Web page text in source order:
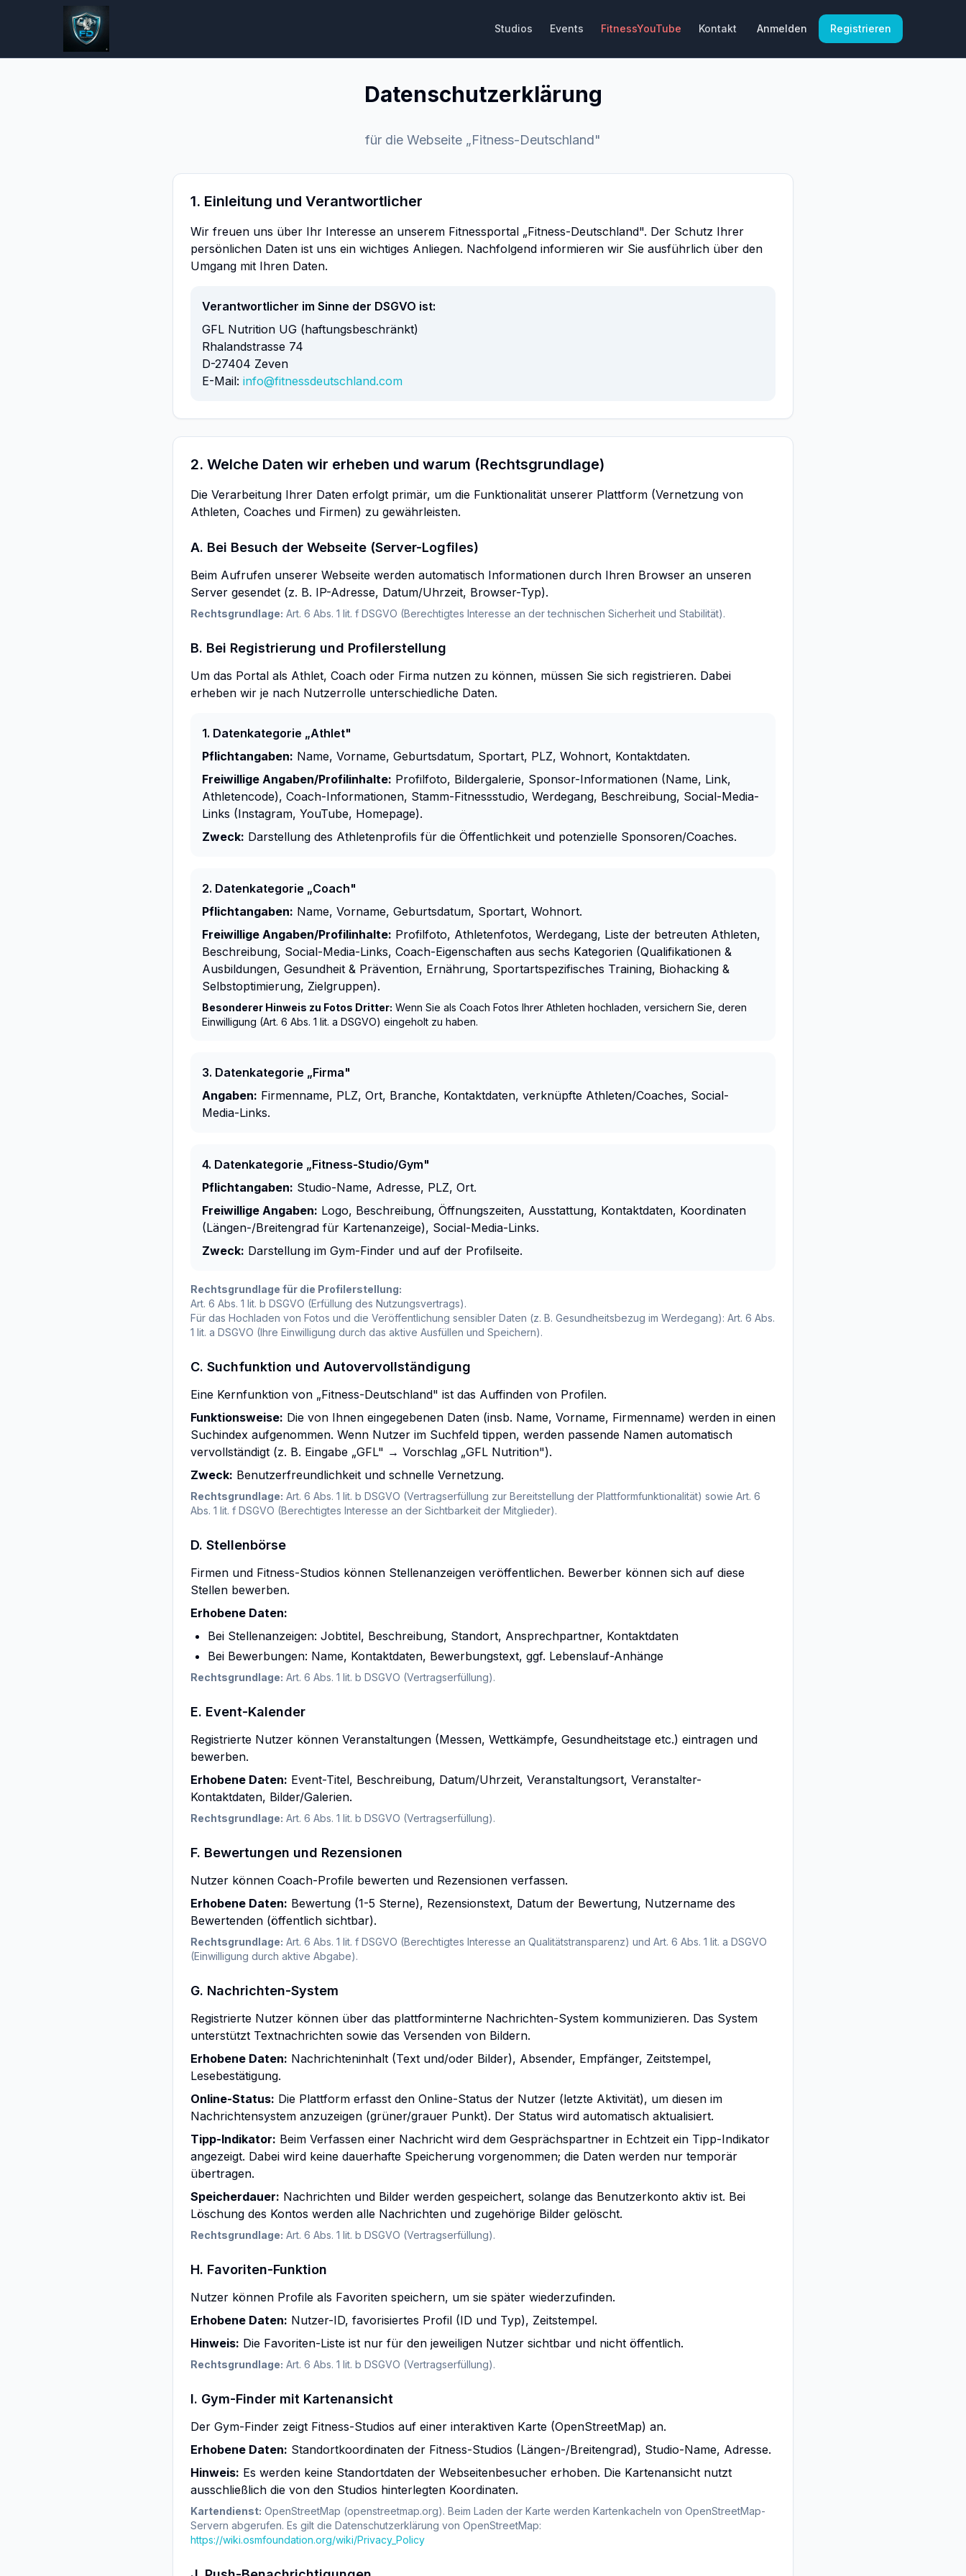
Studios Events FitnessYouTube Kontakt Anmelden Registrieren
Datenschutzerklärung
für die Webseite „Fitness-Deutschland"
1. Einleitung und Verantwortlicher
Wir freuen uns über Ihr Interesse an unserem Fitnessportal „Fitness-Deutschland". Der Schutz Ihrer
persönlichen Daten ist uns ein wichtiges Anliegen. Nachfolgend informieren wir Sie ausführlich über den
Umgang mit Ihren Daten.
Verantwortlicher im Sinne der DSGVO ist:
GFL Nutrition UG (haftungsbeschränkt)
Rhalandstrasse 74
D-27404 Zeven
E-Mail: info@fitnessdeutschland.com
2. Welche Daten wir erheben und warum (Rechtsgrundlage)
Die Verarbeitung Ihrer Daten erfolgt primär, um die Funktionalität unserer Plattform (Vernetzung von
Athleten, Coaches und Firmen) zu gewährleisten.
A. Bei Besuch der Webseite (Server-Logfiles)
Beim Aufrufen unserer Webseite werden automatisch Informationen durch Ihren Browser an unseren
Server gesendet (z. B. IP-Adresse, Datum/Uhrzeit, Browser-Typ).
Rechtsgrundlage: Art. 6 Abs. 1 lit. f DSGVO (Berechtigtes Interesse an der technischen Sicherheit und Stabilität).
B. Bei Registrierung und Profilerstellung
Um das Portal als Athlet, Coach oder Firma nutzen zu können, müssen Sie sich registrieren. Dabei
erheben wir je nach Nutzerrolle unterschiedliche Daten.
1. Datenkategorie „Athlet"
Pflichtangaben: Name, Vorname, Geburtsdatum, Sportart, PLZ, Wohnort, Kontaktdaten.
Freiwillige Angaben/Profilinhalte: Profilfoto, Bildergalerie, Sponsor-Informationen (Name, Link,
Athletencode), Coach-Informationen, Stamm-Fitnessstudio, Werdegang, Beschreibung, Social-Media-
Links (Instagram, YouTube, Homepage).
Zweck: Darstellung des Athletenprofils für die Öffentlichkeit und potenzielle Sponsoren/Coaches.
2. Datenkategorie „Coach"
Pflichtangaben: Name, Vorname, Geburtsdatum, Sportart, Wohnort.
Freiwillige Angaben/Profilinhalte: Profilfoto, Athletenfotos, Werdegang, Liste der betreuten Athleten,
Beschreibung, Social-Media-Links, Coach-Eigenschaften aus sechs Kategorien (Qualifikationen &
Ausbildungen, Gesundheit & Prävention, Ernährung, Sportartspezifisches Training, Biohacking &
Selbstoptimierung, Zielgruppen).
Besonderer Hinweis zu Fotos Dritter: Wenn Sie als Coach Fotos Ihrer Athleten hochladen, versichern Sie, deren
Einwilligung (Art. 6 Abs. 1 lit. a DSGVO) eingeholt zu haben.
3. Datenkategorie „Firma"
Angaben: Firmenname, PLZ, Ort, Branche, Kontaktdaten, verknüpfte Athleten/Coaches, Social-
Media-Links.
4. Datenkategorie „Fitness-Studio/Gym"
Pflichtangaben: Studio-Name, Adresse, PLZ, Ort.
Freiwillige Angaben: Logo, Beschreibung, Öffnungszeiten, Ausstattung, Kontaktdaten, Koordinaten
(Längen-/Breitengrad für Kartenanzeige), Social-Media-Links.
Zweck: Darstellung im Gym-Finder und auf der Profilseite.
Rechtsgrundlage für die Profilerstellung:
Art. 6 Abs. 1 lit. b DSGVO (Erfüllung des Nutzungsvertrags).
Für das Hochladen von Fotos und die Veröffentlichung sensibler Daten (z. B. Gesundheitsbezug im Werdegang): Art. 6 Abs.
1 lit. a DSGVO (Ihre Einwilligung durch das aktive Ausfüllen und Speichern).
C. Suchfunktion und Autovervollständigung
Eine Kernfunktion von „Fitness-Deutschland" ist das Auffinden von Profilen.
Funktionsweise: Die von Ihnen eingegebenen Daten (insb. Name, Vorname, Firmenname) werden in einen
Suchindex aufgenommen. Wenn Nutzer im Suchfeld tippen, werden passende Namen automatisch
vervollständigt (z. B. Eingabe „GFL" → Vorschlag „GFL Nutrition").
Zweck: Benutzerfreundlichkeit und schnelle Vernetzung.
Rechtsgrundlage: Art. 6 Abs. 1 lit. b DSGVO (Vertragserfüllung zur Bereitstellung der Plattformfunktionalität) sowie Art. 6
Abs. 1 lit. f DSGVO (Berechtigtes Interesse an der Sichtbarkeit der Mitglieder).
D. Stellenbörse
Firmen und Fitness-Studios können Stellenanzeigen veröffentlichen. Bewerber können sich auf diese
Stellen bewerben.
Erhobene Daten:
Bei Stellenanzeigen: Jobtitel, Beschreibung, Standort, Ansprechpartner, Kontaktdaten
Bei Bewerbungen: Name, Kontaktdaten, Bewerbungstext, ggf. Lebenslauf-Anhänge
Rechtsgrundlage: Art. 6 Abs. 1 lit. b DSGVO (Vertragserfüllung).
E. Event-Kalender
Registrierte Nutzer können Veranstaltungen (Messen, Wettkämpfe, Gesundheitstage etc.) eintragen und
bewerben.
Erhobene Daten: Event-Titel, Beschreibung, Datum/Uhrzeit, Veranstaltungsort, Veranstalter-
Kontaktdaten, Bilder/Galerien.
Rechtsgrundlage: Art. 6 Abs. 1 lit. b DSGVO (Vertragserfüllung).
F. Bewertungen und Rezensionen
Nutzer können Coach-Profile bewerten und Rezensionen verfassen.
Erhobene Daten: Bewertung (1-5 Sterne), Rezensionstext, Datum der Bewertung, Nutzername des
Bewertenden (öffentlich sichtbar).
Rechtsgrundlage: Art. 6 Abs. 1 lit. f DSGVO (Berechtigtes Interesse an Qualitätstransparenz) und Art. 6 Abs. 1 lit. a DSGVO
(Einwilligung durch aktive Abgabe).
G. Nachrichten-System
Registrierte Nutzer können über das plattforminterne Nachrichten-System kommunizieren. Das System
unterstützt Textnachrichten sowie das Versenden von Bildern.
Erhobene Daten: Nachrichteninhalt (Text und/oder Bilder), Absender, Empfänger, Zeitstempel,
Lesebestätigung.
Online-Status: Die Plattform erfasst den Online-Status der Nutzer (letzte Aktivität), um diesen im
Nachrichtensystem anzuzeigen (grüner/grauer Punkt). Der Status wird automatisch aktualisiert.
Tipp-Indikator: Beim Verfassen einer Nachricht wird dem Gesprächspartner in Echtzeit ein Tipp-Indikator
angezeigt. Dabei wird keine dauerhafte Speicherung vorgenommen; die Daten werden nur temporär
übertragen.
Speicherdauer: Nachrichten und Bilder werden gespeichert, solange das Benutzerkonto aktiv ist. Bei
Löschung des Kontos werden alle Nachrichten und zugehörige Bilder gelöscht.
Rechtsgrundlage: Art. 6 Abs. 1 lit. b DSGVO (Vertragserfüllung).
H. Favoriten-Funktion
Nutzer können Profile als Favoriten speichern, um sie später wiederzufinden.
Erhobene Daten: Nutzer-ID, favorisiertes Profil (ID und Typ), Zeitstempel.
Hinweis: Die Favoriten-Liste ist nur für den jeweiligen Nutzer sichtbar und nicht öffentlich.
Rechtsgrundlage: Art. 6 Abs. 1 lit. b DSGVO (Vertragserfüllung).
I. Gym-Finder mit Kartenansicht
Der Gym-Finder zeigt Fitness-Studios auf einer interaktiven Karte (OpenStreetMap) an.
Erhobene Daten: Standortkoordinaten der Fitness-Studios (Längen-/Breitengrad), Studio-Name, Adresse.
Hinweis: Es werden keine Standortdaten der Webseitenbesucher erhoben. Die Kartenansicht nutzt
ausschließlich die von den Studios hinterlegten Koordinaten.
Kartendienst: OpenStreetMap (openstreetmap.org). Beim Laden der Karte werden Kartenkacheln von OpenStreetMap-
Servern abgerufen. Es gilt die Datenschutzerklärung von OpenStreetMap:
https://wiki.osmfoundation.org/wiki/Privacy_Policy